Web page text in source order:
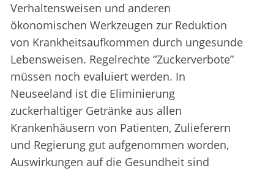
Verhaltensweisen und anderen
ökonomischen Werkzeugen zur Reduktion
von Krankheitsaufkommen durch ungesunde
Lebensweisen. Regelrechte “Zuckerverbote”
müssen noch evaluiert werden. In
Neuseeland ist die Eliminierung
zuckerhaltiger Getränke aus allen
Krankenhäusern von Patienten, Zulieferern
und Regierung gut aufgenommen worden,
Auswirkungen auf die Gesundheit sind